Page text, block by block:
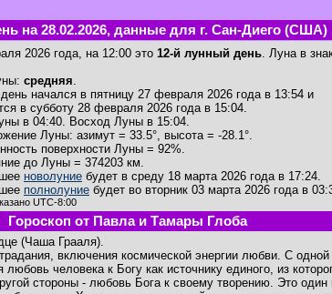
на 28.02.2026, данные для г. Сан-Диего (США)
2026 года, на 12:00 это 12-й лунный день. Луна в
средняя.
начался в пятницу 27 февраля 2026 года в 13:54 и
в субботу 28 февраля 2026 года в 15:04.
в 04:40. Восход Луны в 15:04.
Луны: азимут = 33.5°, высота = -28.1°.
поверхности Луны = 92%.
до Луны = 374203 км.
новолуние будет в среду 18 марта 2026 года в 17:24.
полнолуние будет во вторник 03 марта 2026 года в
UTC-8:00
Гороскоп от Павла и Тамары Глоба
(Чаша Грааля).
включения космической энергии любви. С одной
человека к Богу как источнику единого, из
стороны - любовь Бога к своему творению. Это один